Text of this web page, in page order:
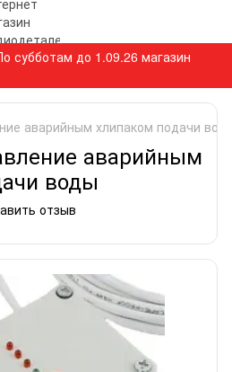
субботам до 1.09.26 магазин
аварийным хлипаком подачи
аварийным
воды
отзыв